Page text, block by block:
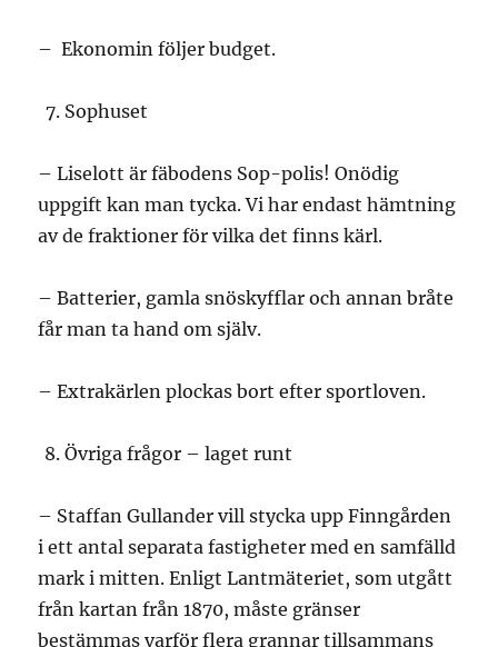
– Ekonomin följer budget.
Sophuset
– Liselott är fäbodens Sop-polis! Onödig
uppgift kan man tycka. Vi har endast hämtning
av de fraktioner för vilka det finns kärl.
– Batterier, gamla snöskyfflar och annan bråte
får man ta hand om själv.
– Extrakärlen plockas bort efter sportloven.
Övriga frågor – laget runt
– Staffan Gullander vill stycka upp Finngården
i ett antal separata fastigheter med en samfälld
mark i mitten. Enligt Lantmäteriet, som utgått
från kartan från 1870, måste gränser
bestämmas varför flera grannar tillsammans